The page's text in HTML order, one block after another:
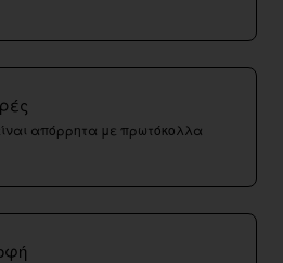
απόρρητα με πρωτόκολλα